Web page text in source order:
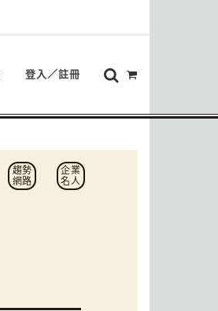
登入／註冊
趨勢
網路
企業
名人